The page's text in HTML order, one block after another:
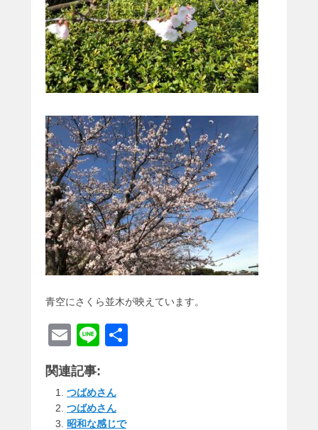
青空にさくら並木が映えています。
E
m
ail
Li
e
関連記事:
つばめさん
つばめさん
昭和な感じで